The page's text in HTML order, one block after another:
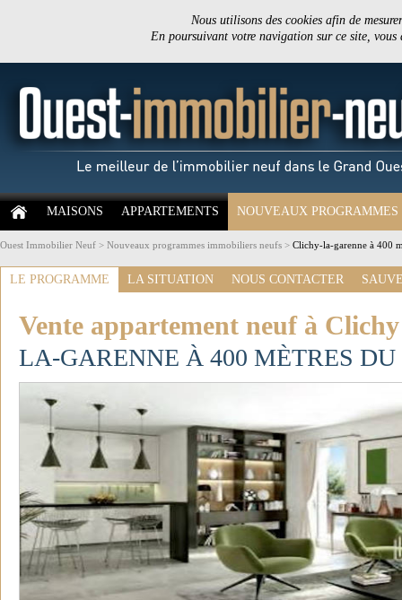
Nous utilisons des cookies afin de
En poursuivant votre navigation sur ce site,
MAISONS APPARTEMENTS NOUVEAUX PROGRAMMES
Ouest Immobilier Neuf > Nouveaux programmes immobiliers neufs > Clichy-la-garenne à 400
LE PROGRAMME LA SITUATION NOUS CONTACTER
Vente appartement neuf à
LA-GARENNE À 400 MÈTRES